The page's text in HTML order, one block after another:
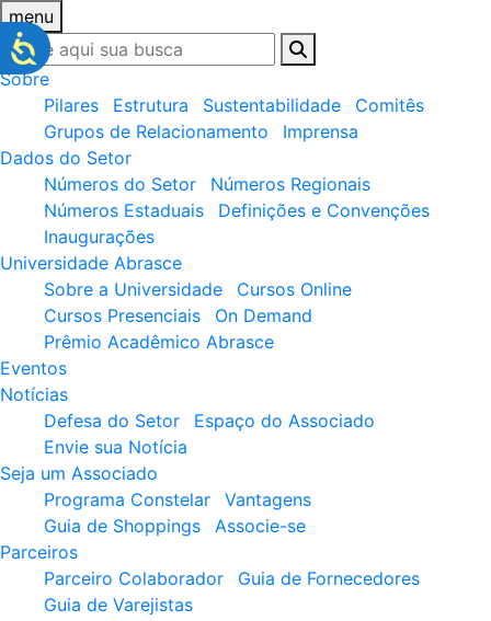
menu
Sobre
Pilares
Estrutura Sustentabilidade
Comitês
Grupos de Relacionamento
Imprensa
Dados do Setor
Números do Setor
Números Regionais
Números Estaduais
Definições e Convenções
Inaugurações
Universidade Abrasce
Sobre a Universidade
Cursos Online
Cursos Presenciais
On Demand
Prêmio Acadêmico Abrasce
Eventos
Notícias
Defesa do Setor
Espaço do Associado
Envie sua Notícia
Seja um Associado
Programa Constelar
Vantagens
Guia de Shoppings
Associe-se
Parceiros
Parceiro Colaborador
Guia de Fornecedores
Guia de Varejistas